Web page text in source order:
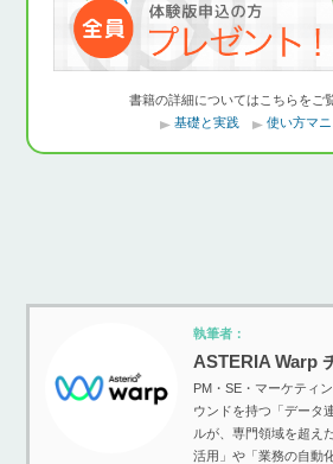
書籍の詳細についてはこちらをご
基礎と実践
使い方マ
執筆者：
ASTERIA Warp
PM・SE・マーケティ
ウンドを持つ「データ
ルが、専門領域を超え
活用」や「業務の自動